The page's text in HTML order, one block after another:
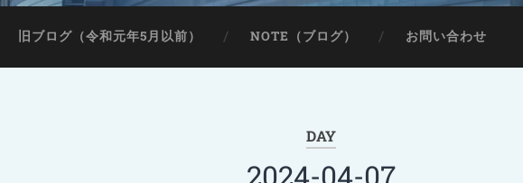
旧ブログ（令和元年5月以前） NOTE（ブログ） お問い合わせ
DAY